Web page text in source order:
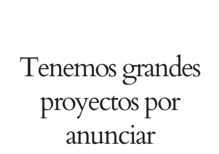
Tenemos grandes
proyectos por
anunciar